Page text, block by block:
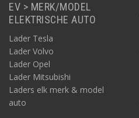
EV > MERK/MODEL
ELEKTRISCHE AUTO
Lader Tesla
Lader Volvo
Lader Opel
Lader Mitsubishi
Laders elk merk & model
auto